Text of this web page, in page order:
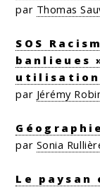
par Thomas
SOS
banlieues
par Jérémy
par Sonia
Le paysan